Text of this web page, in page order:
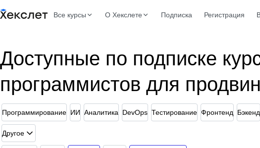
Все курсы О Хекслете Подписка Регистрация
Доступные по подписке
программистов для
Программирование ИИ Аналитика DevOps Тестирование Фронтенд Бэкенд
Другое